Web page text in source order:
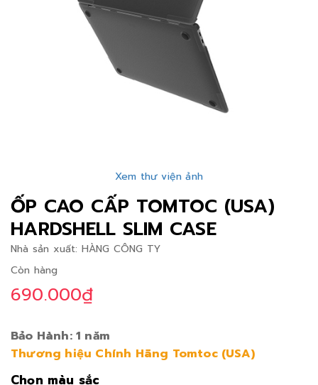
Xem thư viện ảnh
ỐP CAO CẤP TOMTOC (USA)
HARDSHELL SLIM CASE
Nhà sản xuất: HÀNG CÔNG TY
Còn hàng
690.000₫
Bảo Hành: 1 năm
Thương hiệu Chính Hãng Tomtoc (USA)
Chọn màu sắc